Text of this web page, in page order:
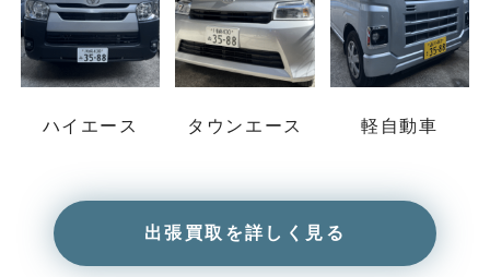
ハイエース タウンエース 軽自動車
出張買取を詳しく見る